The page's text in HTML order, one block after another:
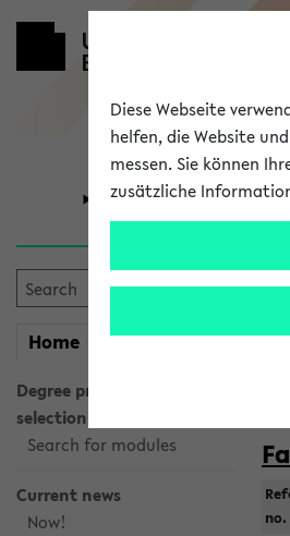
University
Home myeKVV
Degree programme
selection
Search for modules
Current news
Now!
no.
Diese Webseite
helfen, die Website
messen. Sie können
zusätzliche